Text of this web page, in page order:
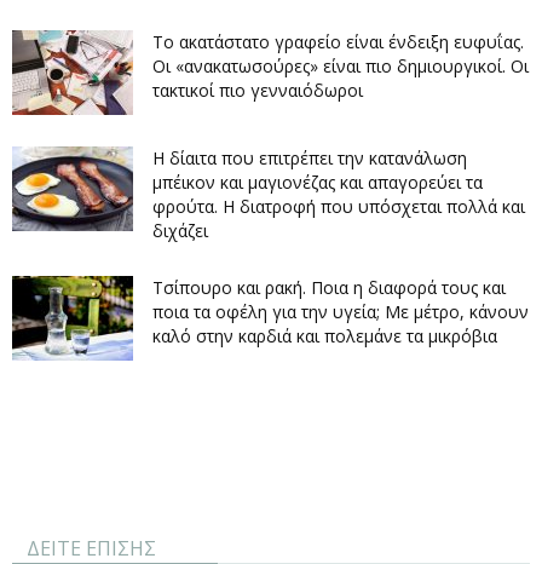
Το ακατάστατο γραφείο είναι ένδειξη ευφυΐας.
Οι «ανακατωσούρες» είναι πιο δημιουργικοί. Οι
τακτικοί πιο γενναιόδωροι
Η δίαιτα που επιτρέπει την κατανάλωση
μπέικον και μαγιονέζας και απαγορεύει τα
φρούτα. Η διατροφή που υπόσχεται πολλά και
διχάζει
Τσίπουρο και ρακή. Ποια η διαφορά τους και
ποια τα οφέλη για την υγεία; Με μέτρο, κάνουν
καλό στην καρδιά και πολεμάνε τα μικρόβια
ΔΕΙΤΕ ΕΠΙΣΗΣ